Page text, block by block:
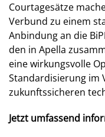
Courtagesätze
Verbund zu einem
Anbindung an die
den in Apella
eine wirkungsvolle
Standardisierung im
zukunftssicheren
Jetzt umfassend